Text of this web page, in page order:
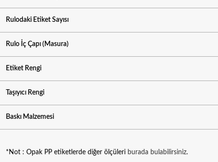
Rulodaki Etiket Sayısı
Rulo İç Çapı (Masura)
Etiket Rengi
Taşıyıcı Rengi
Baskı Malzemesi
*Not : Opak PP etiketlerde diğer ölçüleri burada bulabilirsiniz.